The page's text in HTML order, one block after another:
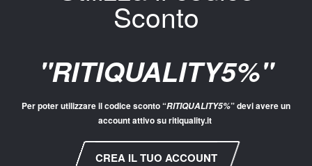
32434
Sconto
"RITIQUALITY5%"
Per poter utilizzare il codice sconto “RITIQUALITY5%” devi avere un
account attivo su ritiquality.it
CREA IL TUO ACCOUNT